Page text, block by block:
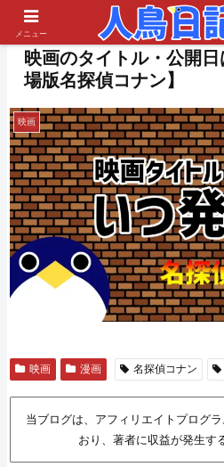
映画のタイトル・公開
場版名探偵コナン】
映画
映画 漫画 名探偵コナン
当ブログは、アフィリエイトプログ
おり、著者に収益が発生す
メニュー